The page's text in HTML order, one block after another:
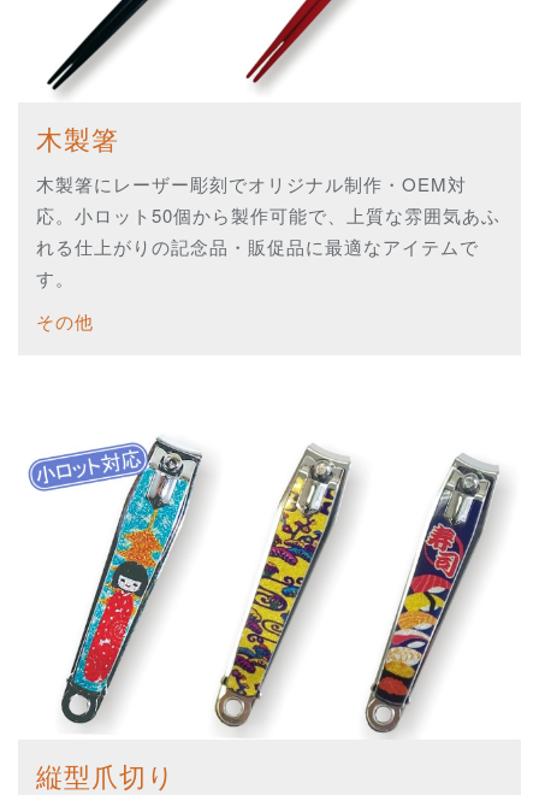
木製箸
木製箸にレーザー彫刻でオリジナル制作・OEM対
応。小ロット50個から製作可能で、上質な雰囲気あふ
れる仕上がりの記念品・販促品に最適なアイテムで
す。
その他
縦型爪切り